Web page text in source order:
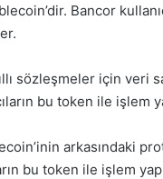
Bancor
sözleşmeler için veri
bu token ile işlem
arkasındaki
bu token ile işlem